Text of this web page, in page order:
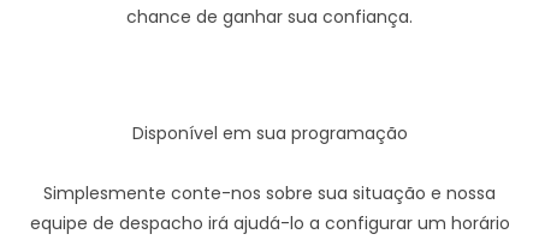
chance de ganhar sua confiança.
Disponível em sua programação
Simplesmente conte-nos sobre sua situação e nossa
equipe de despacho irá ajudá-lo a configurar um horário